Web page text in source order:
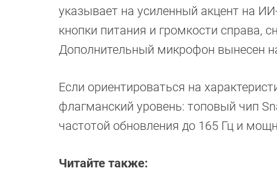
указывает на усиленный акцент на
кнопки питания и громкости справа,
Дополнительный микрофон вынесен
Если ориентироваться на
флагманский уровень: топовый чип
частотой обновления до 165 Гц и
Читайте также: